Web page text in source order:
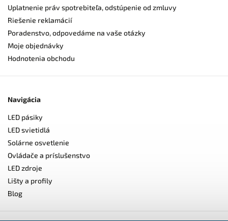
Uplatnenie práv spotrebiteľa, odstúpenie od zmluvy
Riešenie reklamácií
Poradenstvo, odpovedáme na vaše otázky
Moje objednávky
Hodnotenia obchodu
Navigácia
LED pásiky
LED svietidlá
Solárne osvetlenie
Ovládače a príslušenstvo
LED zdroje
Lišty a profily
Blog